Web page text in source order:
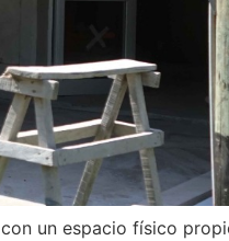
un espacio físico